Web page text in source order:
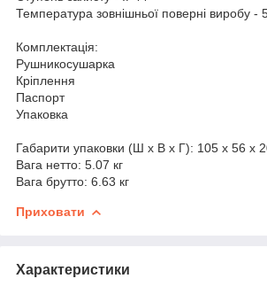
Температура зовнішньої поверні виробу -
Комплектація:
Рушникосушарка
Кріплення
Паспорт
Упаковка
Габарити упаковки (Ш х В х Г): 105 х 56 х
Вага нетто: 5.07 кг
Вага брутто: 6.63 кг
Приховати
Характеристики